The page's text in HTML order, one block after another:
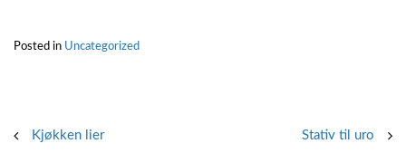
Posted in Uncategorized
PostKjøkken lier Stativ til uro